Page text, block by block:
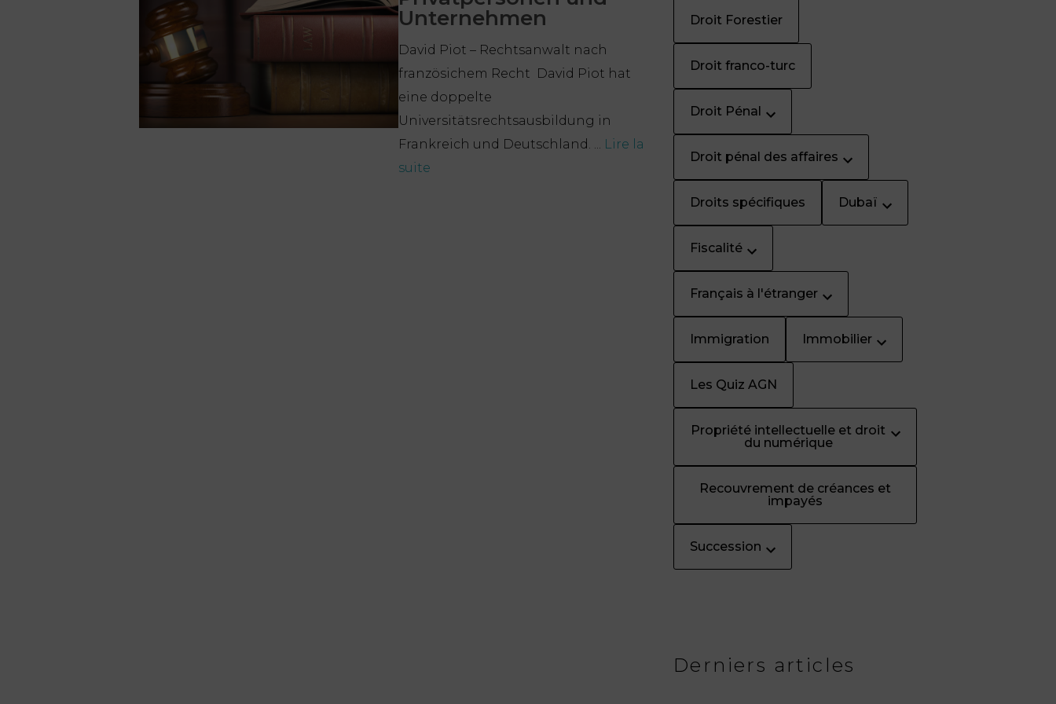
Unternehmen
David Piot – Rechtsanwalt nach
französichem Recht David Piot hat
eine doppelte
Universitätsrechtsausbildung in
Frankreich und Deutschland. ... Lire la
suite
Droit Forestier
Droit franco-turc
Droit Pénal
Droit pénal des affaires
Droits spécifiques Dubaï
Fiscalité
Français à l'étranger
Immigration Immobilier
Les Quiz AGN
Propriété intellectuelle et droit
du numérique
Recouvrement de créances et
impayés
Succession
Derniers articles